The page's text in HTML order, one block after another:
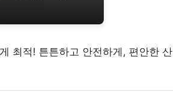
최적! 튼튼하고 안전하게, 편안한 산